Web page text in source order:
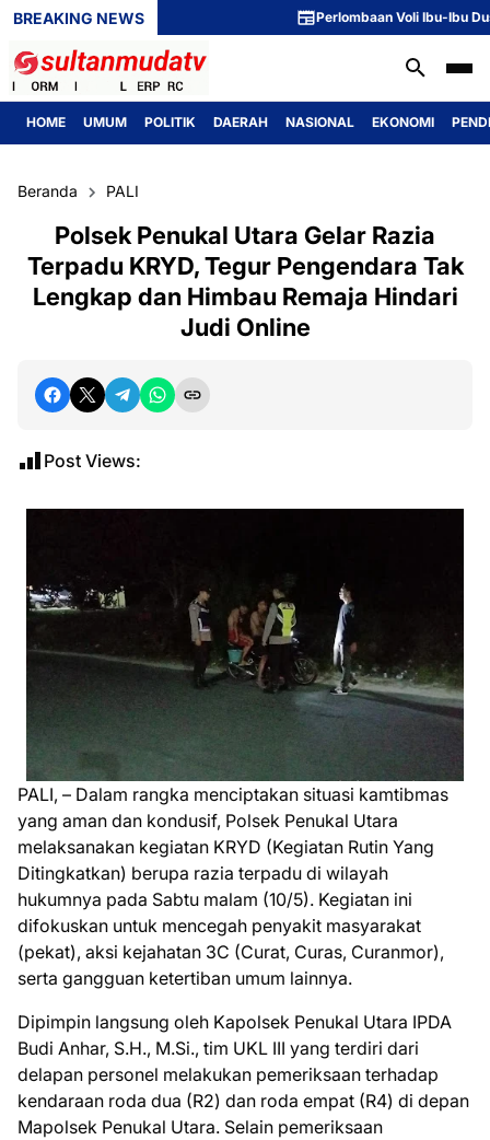
BREAKING NEWS Perlombaan Voli Ibu-Ibu Dusun
HOME UMUM POLITIK DAERAH NASIONAL EKONOMI
Beranda PALI
Polsek Penukal Utara Gelar Razia
Terpadu KRYD, Tegur Pengendara Tak
Lengkap dan Himbau Remaja Hindari
Judi Online
Post Views:
PALI, – Dalam rangka menciptakan situasi kamtibmas
yang aman dan kondusif, Polsek Penukal Utara
melaksanakan kegiatan KRYD (Kegiatan Rutin Yang
Ditingkatkan) berupa razia terpadu di wilayah
hukumnya pada Sabtu malam (10/5). Kegiatan ini
difokuskan untuk mencegah penyakit masyarakat
(pekat), aksi kejahatan 3C (Curat, Curas, Curanmor),
serta gangguan ketertiban umum lainnya.
Dipimpin langsung oleh Kapolsek Penukal Utara IPDA
Budi Anhar, S.H., M.Si., tim UKL III yang terdiri dari
delapan personel melakukan pemeriksaan terhadap
kendaraan roda dua (R2) dan roda empat (R4) di depan
Mapolsek Penukal Utara. Selain pemeriksaan